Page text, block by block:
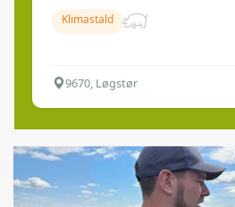
Klimastald
9670, Løgstør